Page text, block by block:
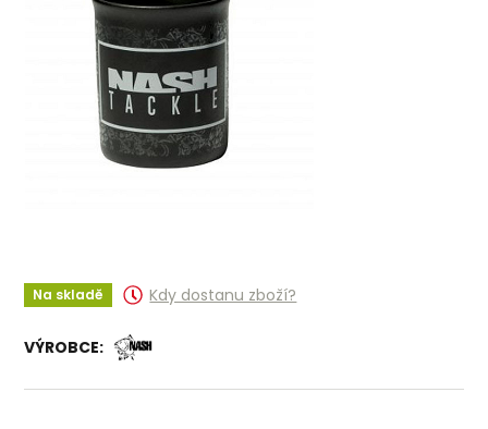
Na skladě Kdy dostanu zboží?
VÝROBCE: